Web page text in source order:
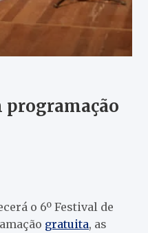
programação
o 6º Festival de
gratuita, as